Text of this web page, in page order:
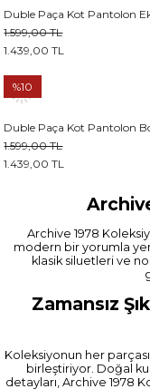
Duble Paça Kot Pantolon
1.439,00 TL
1.599,00 TL
Duble Paça Kot Pantolon
1.439,00 TL
1.599,00 TL
%10
Archive 1978
modern bir yorumla
klasik siluetleri ve
Zamansız
Koleksiyonun her
birleştiriyor. Doğal
detayları, Archive 1978